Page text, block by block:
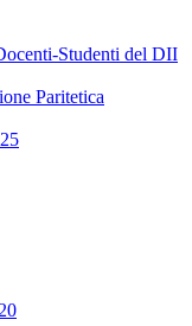
Studenti del DII
Paritetica